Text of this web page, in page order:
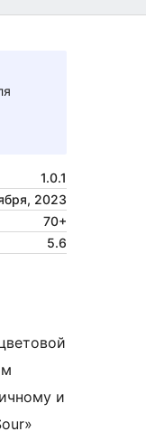
1.0.1
2023
70+
5.6
и